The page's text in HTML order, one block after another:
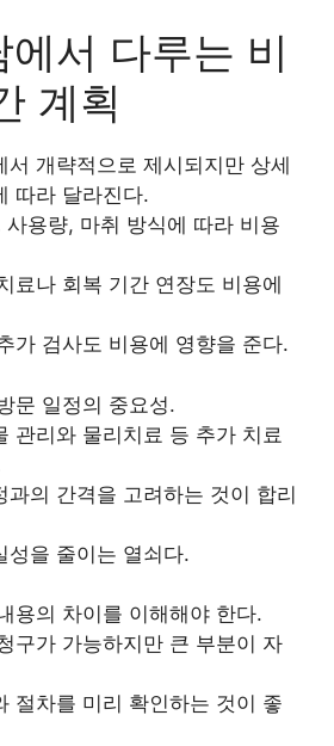
에서 다루는 비
계획
서 개략적으로 제시되지만 상세
따라 달라진다.
용량, 마취 방식에 따라 비용
료나 회복 기간 연장도 비용에
가 검사도 비용에 영향을 준다.
문 일정의 중요성.
관리와 물리치료 등 추가 치료
과의 간격을 고려하는 것이 합리
성을 줄이는 열쇠다.
용의 차이를 이해해야 한다.
구가 가능하지만 큰 부분이 자
절차를 미리 확인하는 것이 좋